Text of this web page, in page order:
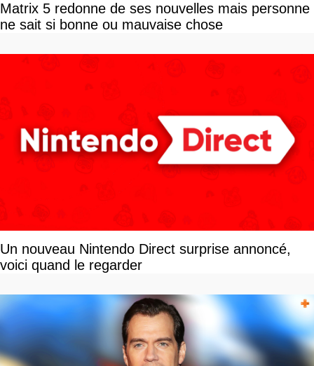
Matrix 5 redonne de ses nouvelles mais personne
ne sait si bonne ou mauvaise chose
Un nouveau Nintendo Direct surprise annoncé,
voici quand le regarder